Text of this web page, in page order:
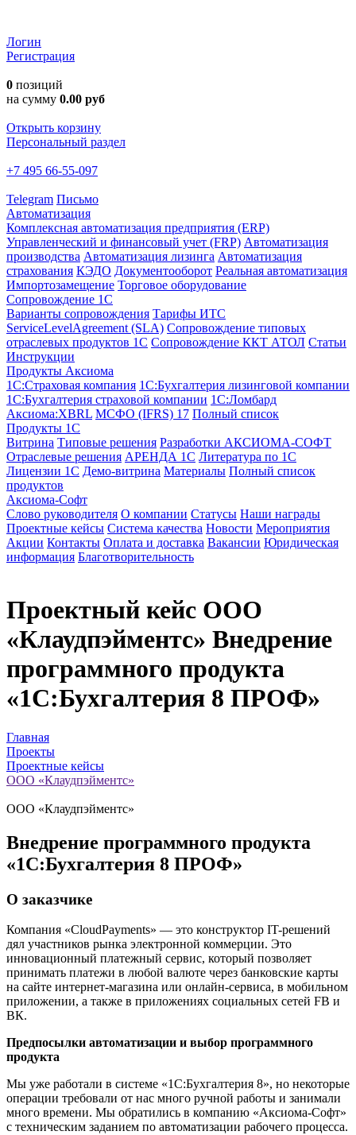
Логин
Регистрация
0 позиций
на сумму 0.00 руб
Открыть корзину
Персональный раздел
+7 495 66-55-097
Telegram Письмо
Автоматизация
Комплексная автоматизация предприятия (ERP)
Управленческий и финансовый учет (FRP) Автоматизация
производства Автоматизация лизинга Автоматизация
страхования КЭДО Документооборот Реальная автоматизация
Импортозамещение Торговое оборудование
Сопровождение 1С
Варианты сопровождения Тарифы ИТС
ServiceLevelAgreement (SLA) Сопровождение типовых
отраслевых продуктов 1С Сопровождение ККТ АТОЛ Статьи
Инструкции
Продукты Аксиома
1С:Страховая компания 1С:Бухгалтерия лизинговой компании
1С:Бухгалтерия страховой компании 1С:Ломбард
Аксиома:XBRL МСФО (IFRS) 17 Полный список
Продукты 1С
Витрина Типовые решения Разработки АКСИОМА-СОФТ
Отраслевые решения АРЕНДА 1С Литература по 1С
Лицензии 1C Демо-витрина Материалы Полный список
продуктов
Аксиома-Софт
Слово руководителя О компании Статусы Наши награды
Проектные кейсы Система качества Новости Мероприятия
Акции Контакты Оплата и доставка Вакансии Юридическая
информация Благотворительность
Проектный кейс ООО
«Клаудпэйментс» Внедрение
программного продукта
«1С:Бухгалтерия 8 ПРОФ»
Главная
Проекты
Проектные кейсы
ООО «Клаудпэйментс»
ООО «Клаудпэйментс»
Внедрение программного продукта
«1С:Бухгалтерия 8 ПРОФ»
О заказчике
Компания «CloudPayments» — это конструктор IT-решений
дял участников рынка электронной коммерции. Это
инновационный платежный сервис, который позволяет
принимать платежи в любой валюте через банковские карты
на сайте интернет-магазина или онлайн-сервиса, в мобильном
приложении, а также в приложениях социальных сетей FB и
ВК.
Предпосылки автоматизации и выбор программного
продукта
Мы уже работали в системе «1С:Бухгалтерия 8», но некоторые
операции требовали от нас много ручной работы и занимали
много времени. Мы обратились в компанию «Аксиома-Софт»
с техническим заданием по автоматизации рабочего процесса.